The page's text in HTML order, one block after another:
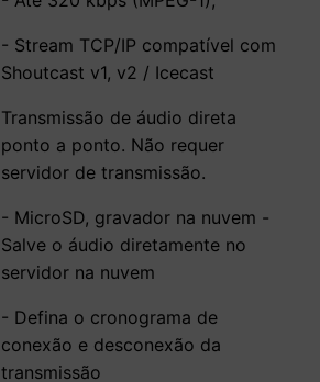
- Stream TCP/IP compatível com
Shoutcast v1, v2 / Icecast
Transmissão de áudio direta
ponto a ponto. Não requer
servidor de transmissão.
- MicroSD, gravador na nuvem -
Salve o áudio diretamente no
servidor na nuvem
- Defina o cronograma de
conexão e desconexão da
transmissão